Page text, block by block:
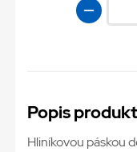
Popis
Hliníkovou páskou